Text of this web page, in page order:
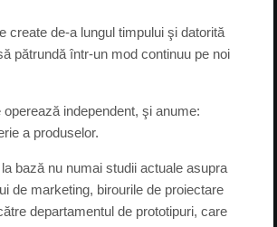
create de-a lungul timpului şi datorită
pătrundă într-un mod continuu pe noi
independent, şi anume:
a produselor.
bază nu numai studii actuale asupra
de marketing, birourile de proiectare
departamentul de prototipuri, care